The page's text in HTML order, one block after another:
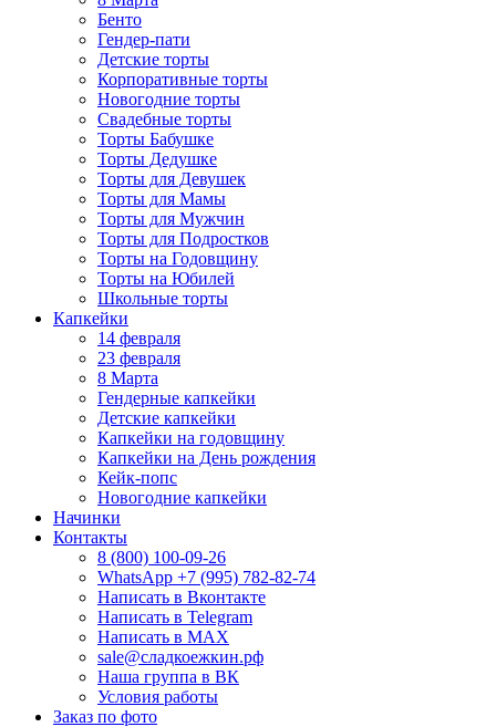
Бенто
Гендер-пати
Детские торты
Корпоративные торты
Новогодние торты
Свадебные торты
Торты Бабушке
Торты Дедушке
Торты для Девушек
Торты для Мамы
Торты для Мужчин
Торты для Подростков
Торты на Годовщину
Торты на Юбилей
Школьные торты
Капкейки
14 февраля
23 февраля
8 Марта
Гендерные капкейки
Детские капкейки
Капкейки на годовщину
Капкейки на День рождения
Кейк-попс
Новогодние капкейки
Начинки
Контакты
8 (800) 100-09-26
WhatsApp +7 (995) 782-82-74
Написать в Вконтакте
Написать в Telegram
Написать в MAX
sale@сладкоежкин.рф
Наша группа в ВК
Условия работы
Заказ по фото